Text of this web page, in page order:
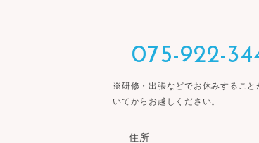
075-922-
※研修・出張などでお休みするこ
いてからお越しください。
住所